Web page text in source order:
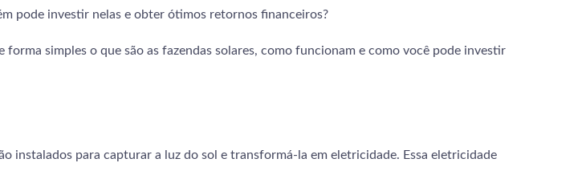
pode investir nelas e obter ótimos retornos financeiros?
simples o que são as fazendas solares, como funcionam e como você pode investir
instalados para capturar a luz do sol e transformá-la em eletricidade. Essa eletricidade